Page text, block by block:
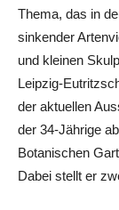
Thema, das in
sinkender
und kleinen
Leipzig-
der aktuellen
der 34-Jährige
Botanischen
Dabei stellt er